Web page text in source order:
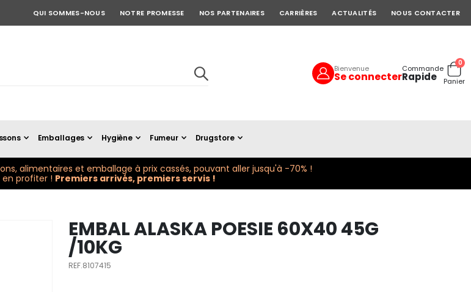
QUI SOMMES-NOUS NOTRE PROMESSE NOS PARTENAIRES CARRIÈRES ACTUALITÉS NOUS CONTACTER
Bienvenue
Se connecter
Commande
Rapide Cart
0
Panier
Emballages Hygiène Fumeur Drugstore
alimentaires et emballage à prix cassés, pouvant aller jusqu'à -70% !
profiter ! Premiers arrivés, premiers servis !
EMBAL ALASKA POESIE 60X40 45G
/10KG
REF.8107415